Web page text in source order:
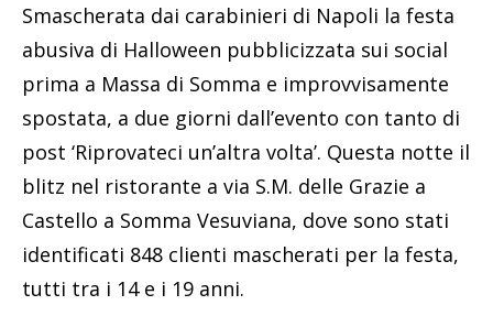
Smascherata dai carabinieri di Napoli la festa
abusiva di Halloween pubblicizzata sui social
prima a Massa di Somma e improvvisamente
spostata, a due giorni dall’evento con tanto di
post ‘Riprovateci un’altra volta’. Questa notte il
blitz nel ristorante a via S.M. delle Grazie a
Castello a Somma Vesuviana, dove sono stati
identificati 848 clienti mascherati per la festa,
tutti tra i 14 e i 19 anni.